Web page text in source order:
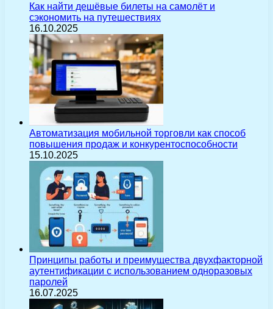
Как найти дешёвые билеты на самолёт и
сэкономить на путешествиях
16.10.2025
Автоматизация мобильной торговли как способ
повышения продаж и конкурентоспособности
15.10.2025
Принципы работы и преимущества двухфакторной
аутентификации с использованием одноразовых
паролей
16.07.2025